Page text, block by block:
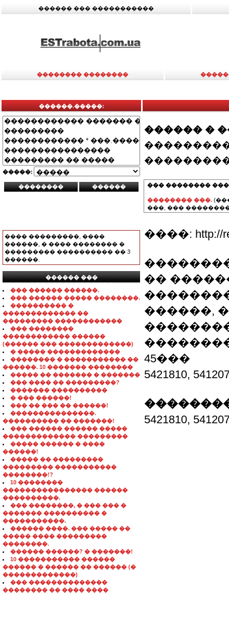
������ ��� �����������
�������� ��������
������.�����:
�����:
���� ���������, ����
������, � ���� �������� �
��������� ���������� �� 3
������.
������ ���
���������������
��� ������ ������.
��� ������ ����� ��������.
���������� �
������������� ��
��������� ������������
��� ��������
������������ ������
(������ ��� �������������)
� ����� �������������
�������� � ����������� ��
������. 10 ������� ��������
����� �� ������� � �������
��� ���� �� ���������?
������� ����������
� ��� ������!
��� �� ��� �� ������!
���������������.
���������� �� �������!
��� ������ ������ �����
������������� ���������
����� ������ � ����
������!
����� �� ���������
��������� �����������
��������!?
10 ��������
���������������� ������
����������.
��� ��������, � ��� ��� �
������� ���������� �
�����������.
������ ����. ��� ����� ��
����� ���� ���������
��������.
������ ������? � �������!
10 ����������� ������
������ � ������ �� ������ (�
�������������)
��� ��������������
�������� �� ���� ����
������ �
��� ��������
�������� ���.
���, ���
����: http://
��
������,
45���
5421810,
5421810,